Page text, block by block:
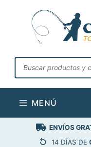
contenido
Búsqueda
de
productos
MENÚ
ENVÍOS
14 DÍAS DE